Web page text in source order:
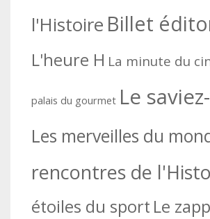
l'Histoire Billet
L'heure H La minute du
palais du gourmet Le
Les merveilles du
rencontres de
étoiles du sport Le